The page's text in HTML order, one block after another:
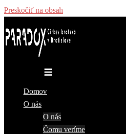
Preskočiť na obsah
Domov
O nás
O nás
Čomu veríme